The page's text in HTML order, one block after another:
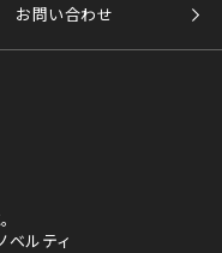
お問い合わせ
ベルティ